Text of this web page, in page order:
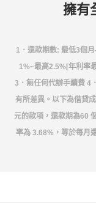
擁有
1．還款期數: 最低3個
1%~最高2.5%[年利率
3．無任何代辦手續費 4
有所差異。以下為借貸
元的款項，還款期為60
率為 3.68%，等於每月